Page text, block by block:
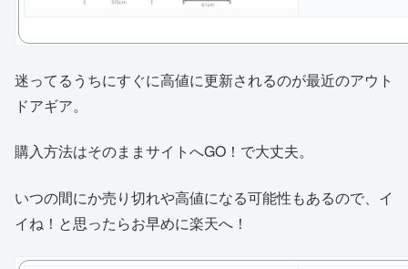
迷ってるうちにすぐに高値に更新されるのが最近のアウト
ドアギア。
購入方法はそのままサイトへGO！で大丈夫。
いつの間にか売り切れや高値になる可能性もあるので、イ
イね！と思ったらお早めに楽天へ！